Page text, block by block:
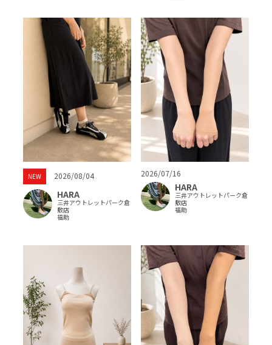
NEW 2026/08/04
HARA
三井アウトレットパーク倉
敷店
福助
2026/07/16
HARA
三井アウトレットパーク倉
敷店
福助